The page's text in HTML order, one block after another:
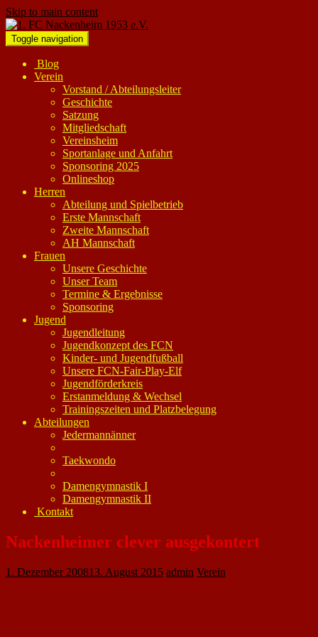
Skip to main content
Toggle navigation
Blog
Verein
Vorstand / Abteilungsleiter
Geschichte
Satzung
Mitgliedschaft
Vereinsheim
Sportanlage und Anfahrt
Sponsoring 2025
Onlineshop
Herren
Abteilung und Spielbetrieb
Erste Mannschaft
Zweite Mannschaft
AH Mannschaft
Frauen
Unsere Geschichte
Unser Team
Termine & Ergebnisse
Sponsoring
Jugend
Jugendleitung
Jugendkonzept des FCN
Kinder- und Jugendfußball
Unsere FCN-Fair-Play-Elf
Jugendförderkreis
Erstanmeldung & Wechsel
Trainingszeiten und Platzbelegung
Abteilungen
Jedermannänner
Taekwondo
Damengymnastik I
Damengymnastik II
Kontakt
Nackenheimer clever ausgekontert
1. Dezember 200813. August 2015 admin Verein